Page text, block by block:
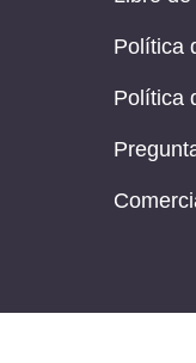
Política
Política